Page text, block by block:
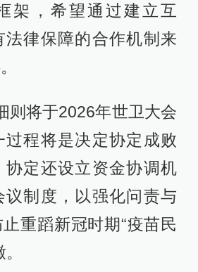
架，希望通过建立互
法律保障的合作机制来
则将于2026年世卫大会
过程将是决定协定成败
协定还设立资金协调机
议制度，以强化问责与
重蹈新冠时期“疫苗民